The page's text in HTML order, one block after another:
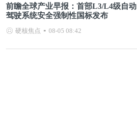
前瞻全球产业早报：首部L3/L4级自动
驾驶系统安全强制性国标发布
硬核焦点 08-05 08:42